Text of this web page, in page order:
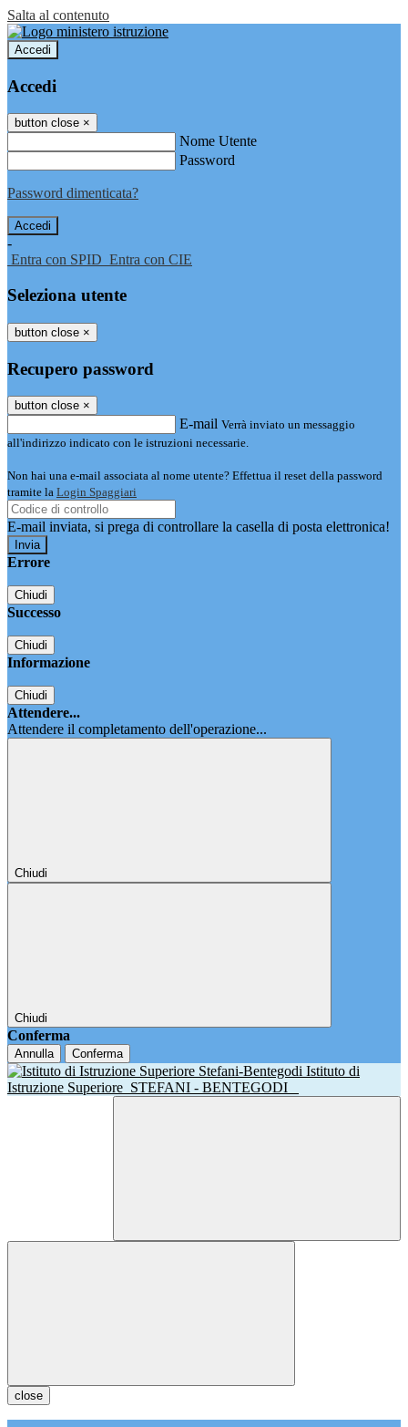
Salta al contenuto
Accedi
Accedi
button close ×
Nome Utente
Password
Password dimenticata?
-
Entra con SPID Entra con CIE
Seleziona utente
button close ×
Recupero password
button close ×
E-mail Verrà inviato un messaggio
all'indirizzo indicato con le istruzioni necessarie.
Non hai una e-mail associata al nome utente? Effettua il reset della password
tramite la Login Spaggiari
E-mail inviata, si prega di controllare la casella di posta elettronica!
Errore
Chiudi
Successo
Chiudi
Informazione
Chiudi
Attendere...
Attendere il completamento dell'operazione...
Chiudi
Chiudi
Conferma
Annulla Conferma
Istituto di
Istruzione Superiore STEFANI - BENTEGODI
close